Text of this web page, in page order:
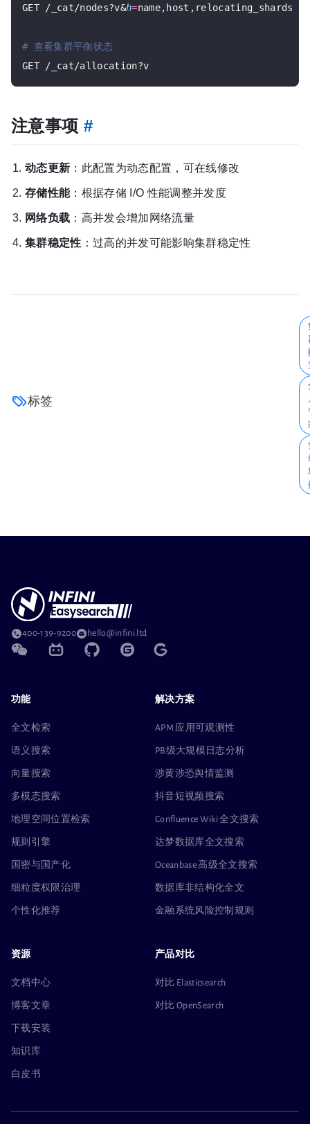
GET /_cat/nodes?v&h=name,host,relocating_shards
# 查看集群平衡状态
注意事项 #
动态更新 ：此配置为动态配置，可在线修改
存储性能：根据存储 I/O 性能调整并发度
网络负载 ：高并发会增加网络流量
集群稳定性 ：过高的并发可能影响集群稳定性
标签
400-139-9200 hello@infini.ltd
功能
全文检索
语义搜索
向量搜索
多模态搜索
地理空间位置检索
规则引擎
国密与国产化
细粒度权限治理
个性化推荐
解决方案
APM 应用可观测性
PB级大规模日志分析
涉黄涉恐舆情监测
抖音短视频搜索
Confluence Wiki 全文搜索
达梦数据库全文搜索
Oceanbase 高级全文搜索
数据库非结构化全文
金融系统风险控制规则
资源
文档中心
博客文章
下载安装
知识库
白皮书
产品对比
对比 Elasticsearch
对比 OpenSearch